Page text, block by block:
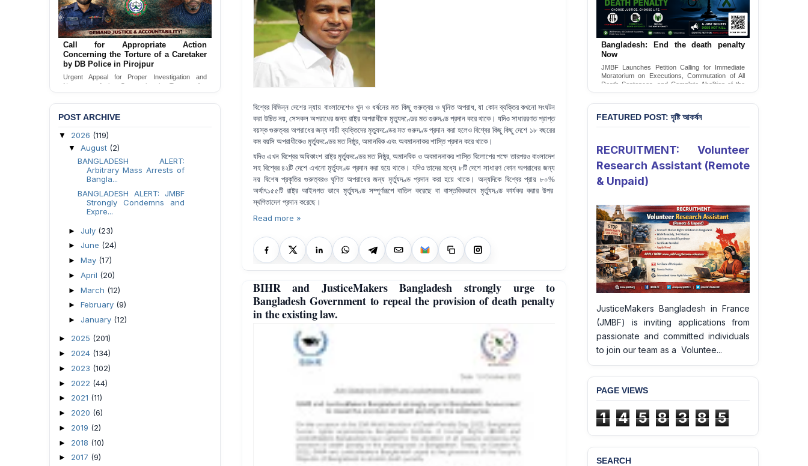
বিশ্বের বিভিন্ন দেশের ন্যায় বাংলাদেশেও খুন ও ধর্ষনের মত কিছু গুরুত্বর ও ঘৃনিত অপরাধ,যা কোন ব্যক্তির কখনো সংঘটন
করা উচিত নয়,সেসকল অপরাধের জন্য রাষ্ট্র অপরাধীকে মৃত্যুদণ্ডের মত গুরুদণ্ড প্রদান করে থাকে। যদিও সাধাররণত প্রাপ্ত
বয়স্ক গুরুত্বর অপরাধের জন্য দায়ী ব্যক্তিদের মৃত্যুদণ্ডের মত গুরুদণ্ড প্রদান করা হলেও বিশ্বের কিছু কিছু দেশে ১৮ বছরের
কম বয়সি অপরাধীকেও মৃর্ত্যুদণ্ডের মত নিষ্ঠুর, অমানবিক এবং অবমাননাকর শাস্তি প্রদান করে থাকে।
যদিও এখন বিশ্বের অধিকাংশ রাষ্ট্র মৃর্ত্যুদণ্ডের মত নিষ্ঠুর,অমানবিক ও অবমাননাকর শাস্তি বিলোপের পক্ষে তারপরও বাংলাদেশ
সহ বিশ্বের ৪২টি দেশে এখনো মৃর্ত্যুদণ্ড প্রদান করা হয়ে থাকে। যদিও তাদের মধ্যে ৮টি দেশে সাধারণ কোন অপরাধের জন্য
নয় বিশেষ প্রকৃতির গুরুত্বরও ঘৃণিত অপরাধের জন্য মৃর্ত্যুদণ্ড প্রদান করা হয়ে থাকে। অন্যদিকে বিশ্বের প্রায় ৮০%
অর্থাৎ১৫৫টি রাষ্ট্র আইনগত ভাবে মৃর্ত্যুদণ্ড সম্পূর্ণরূপে বাতিল করেছে বা বাস্তবিকভাবে মৃর্ত্যুদণ্ড কার্যকর করার উপর
স্থগিতাদেশ প্রদান করেছে।
Read more »
BIHR and JusticeMakers Bangladesh strongly urge to
Bangladesh Government to repeal the provision of death penalty
in the existing law.
Ensure Immediate Protection for Two
Detained Lesbian Young Women in
Jamalpur
Urgent appeal for legal protection and immediate
safeguards for two detained lesbian young
women in Jamalpur.
POST ARCHIVE
▼ 2026 (119)
▼ August (2)
BANGLADESH ALERT:
Arbitrary Mass Arrests of
Bangla...
BANGLADESH ALERT: JMBF
Strongly Condemns and
Expre...
► July (23)
► June (24)
► May (17)
► April (20)
► March (12)
► February (9)
► January (12)
► 2025 (201)
► 2024 (134)
► 2023 (102)
► 2022 (44)
► 2021 (11)
► 2020 (6)
► 2019 (2)
► 2018 (10)
► 2017 (9)
Urgent Call to End and Criminalise
Conversion Therapy in Bangladesh
JMBF launches an urgent campaign calling on
the Government of Bangladesh to end and
FEATURED POST: দৃষ্টি আকর্ষন
RECRUITMENT: Volunteer
Research Assistant (Remote
& Unpaid)
JusticeMakers Bangladesh in France
(JMBF) is inviting applications from
passionate and committed individuals
to join our team as a Voluntee...
PAGE VIEWS
1 4 5 8 3 8 5
SEARCH